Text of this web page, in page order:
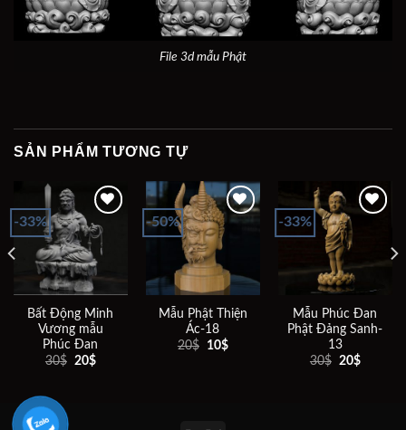
File 3d mẫu Phật
SẢN PHẨM TƯƠNG TỰ
-33%
Add to
wishlist
Bất Động Minh
Vương mẫu
Phúc Đan
30$ Giá
20$Giá
-50%
wishlist
Mẫu Phật Thiện
Ác-18
20$
Giá
10$Giá
-33%
wishlist
Mẫu Phúc Đan
Phật Đảng Sanh-
13
30$ Giá
20$Giá